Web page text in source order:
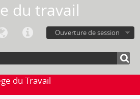
du travail
Ouverture de session
du Travail